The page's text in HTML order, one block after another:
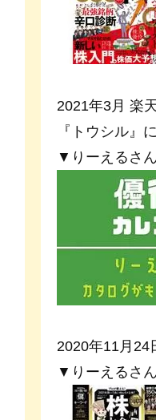
2021年3月 楽
『トウシル』に
▼りーえるさ
2020年11月24
▼りーえるさ